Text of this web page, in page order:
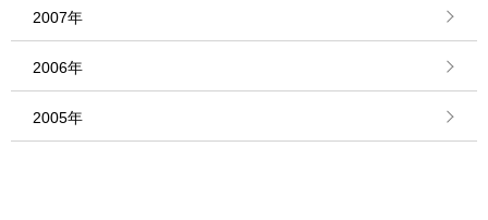
2007年
2006年
2005年